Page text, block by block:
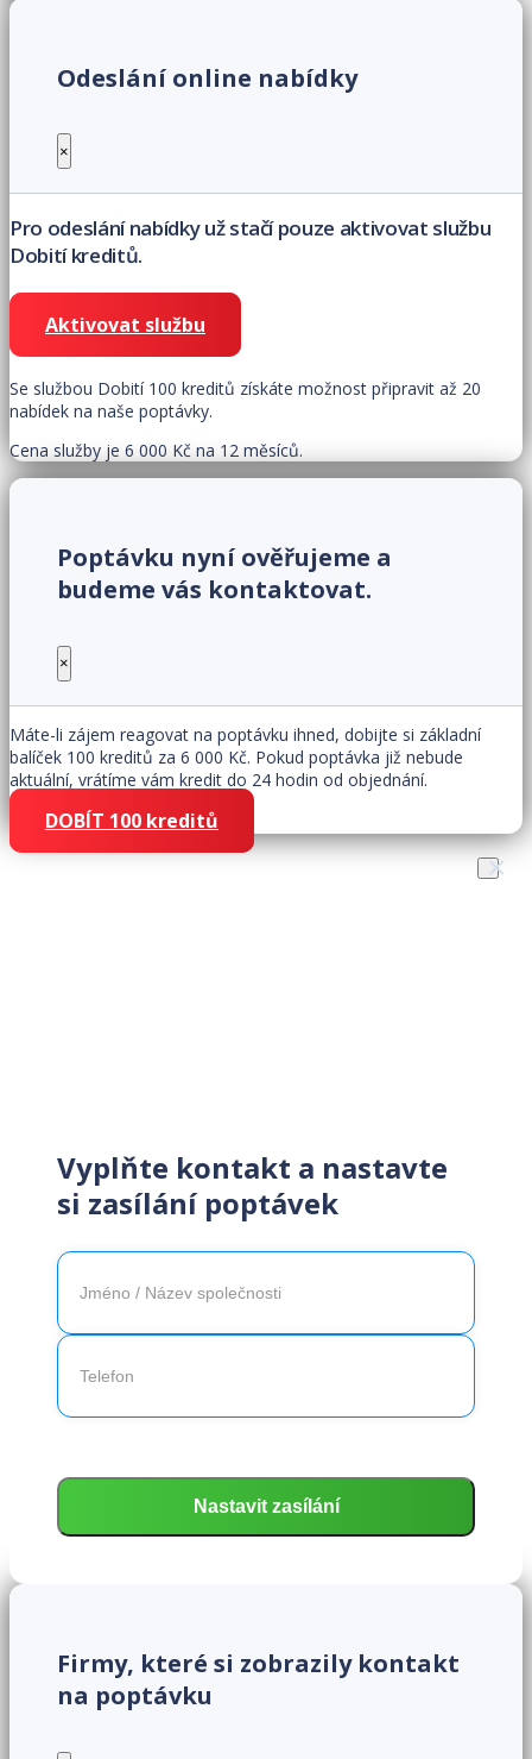
Odeslání online nabídky
×
Pro odeslání nabídky už stačí pouze aktivovat službu
Dobití kreditů.
Aktivovat službu
Se službou Dobití 100 kreditů získáte možnost připravit až 20
nabídek na naše poptávky.
Cena služby je 6 000 Kč na 12 měsíců.
Poptávku nyní ověřujeme a
budeme vás kontaktovat.
×
Máte-li zájem reagovat na poptávku ihned, dobijte si základní
balíček 100 kreditů za 6 000 Kč. Pokud poptávka již nebude
aktuální, vrátíme vám kredit do 24 hodin od objednání.
DOBÍT 100 kreditů
Vyplňte kontakt a nastavte
si zasílání poptávek
×
Firmy, které si zobrazily kontakt
na poptávku